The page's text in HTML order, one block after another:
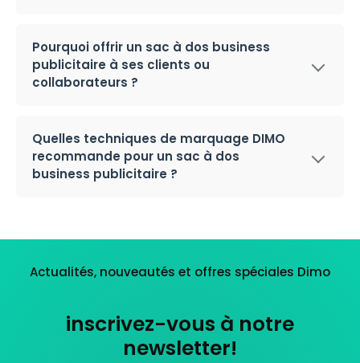
Pourquoi offrir un sac à dos business
publicitaire à ses clients ou
collaborateurs ?
Quelles techniques de marquage DIMO
recommande pour un sac à dos
business publicitaire ?
Actualités, nouveautés et offres spéciales Dimo
inscrivez-vous à notre
newsletter!